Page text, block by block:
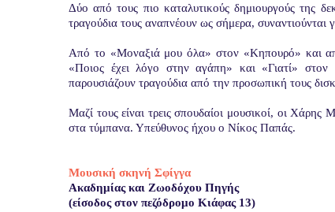
Δύο από τους πιο καταλυτικούς δημιουργούς της
τραγούδια τους αναπνέουν ως σήμερα,
Από το «Μοναξιά μου όλα» στον «Κηπουρό» και
«Ποιος έχει λόγο στην αγάπη» και «Γιατί»
παρουσιάζουν τραγούδια από την προσωπική τους
Μαζί τους είναι τρεις σπουδαίοι μουσικοί, οι
στα τύμπανα. Υπεύθυνος ήχου ο Νίκος Παπάς.
Μουσική σκηνή Σφίγγα
Ακαδημίας και Ζωοδόχου Πηγής
(είσοδος στον πεζόδρομο Κιάφας 13)